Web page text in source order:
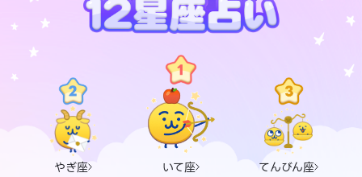
やぎ座 いて座 てんびん座